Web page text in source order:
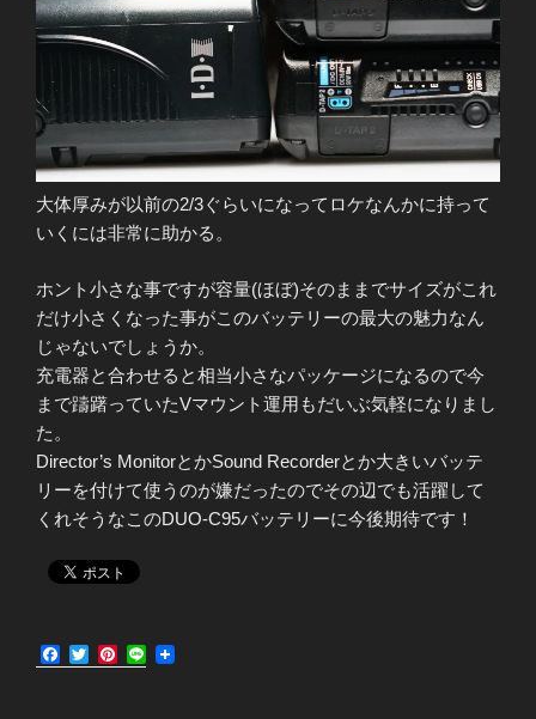
大体厚みが以前の2/3ぐらいになってロケなんかに持って
いくには非常に助かる。
ホント小さな事ですが容量(ほぼ)そのままでサイズがこれ
だけ小さくなった事がこのバッテリーの最大の魅力なん
じゃないでしょうか。
充電器と合わせると相当小さなパッケージになるので今
まで躊躇っていたVマウント運用もだいぶ気軽になりまし
た。
Director’s MonitorとかSound Recorderとか大きいバッテ
リーを付けて使うのが嫌だったのでその辺でも活躍して
くれそうなこのDUO-C95バッテリーに今後期待です！
F
a
T
w
P
i
L